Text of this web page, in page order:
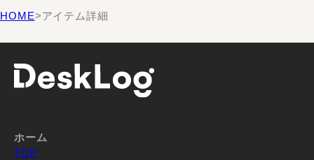
HOME>アイテム詳細
ホーム
TOP